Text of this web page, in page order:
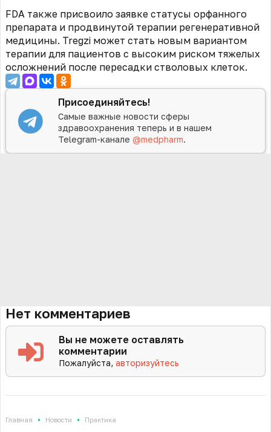
FDA также присвоило заявке статусы орфанного
препарата и продвинутой терапии регенеративной
медицины. Tregzi может стать новым вариантом
терапии для пациентов с высоким риском тяжелых
осложнений после пересадки стволовых клеток.
Присоединяйтесь!
Самые важные новости сферы
здравоохранения теперь и в нашем
Telegram-канале@medpharm.
Нет комментариев
Вы не можете оставлять
комментарии
Пожалуйста,авторизуйтесь
Главная • Новости • Практика